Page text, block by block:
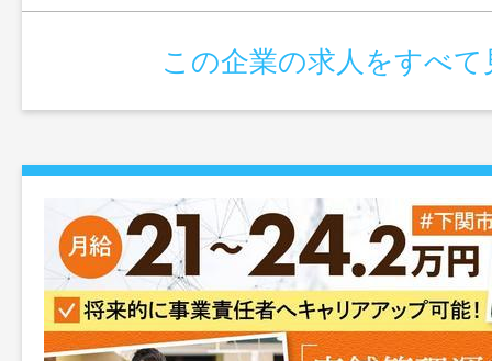
この企業の求人をすべて